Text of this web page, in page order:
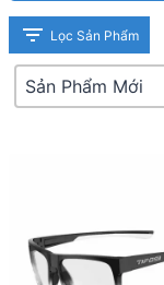
Lọc Sản Phẩm
Product Sort
Sort content